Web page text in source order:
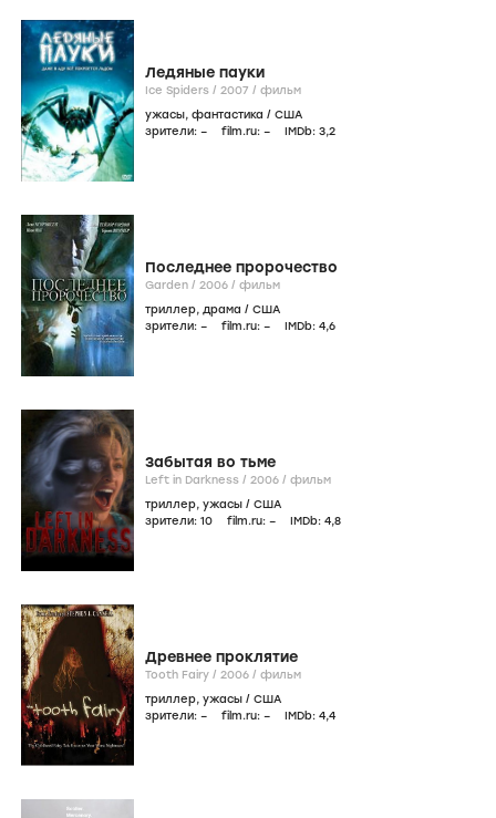
Ледяные пауки
Ice Spiders / 2007 / фильм
ужасы, фантастика / США
зрители: – film.ru: – IMDb: 3,2
Последнее пророчество
Garden / 2006 / фильм
триллер, драма / США
зрители: – film.ru: – IMDb: 4,6
Забытая во тьме
Left in Darkness / 2006 / фильм
триллер, ужасы / США
зрители: 10 film.ru: – IMDb: 4,8
Древнее проклятие
Tooth Fairy / 2006 / фильм
триллер, ужасы / США
зрители: – film.ru: – IMDb: 4,4